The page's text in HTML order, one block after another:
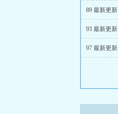
89 最新更新
93 最新更新
97 最新更新